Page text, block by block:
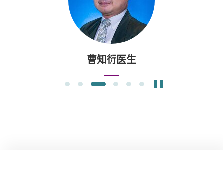
曹知衍医生
1 2 3 4 5 6